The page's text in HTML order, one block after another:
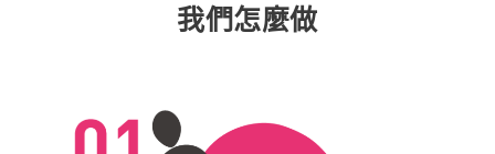
我們怎麼做